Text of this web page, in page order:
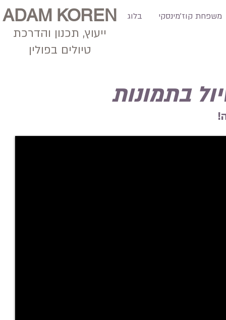
ADAM KOREN
ייעוץ, תכנון והדרכת
טיולים בפולין
בלוג משפחת קוז'מינסקי
בתמונות